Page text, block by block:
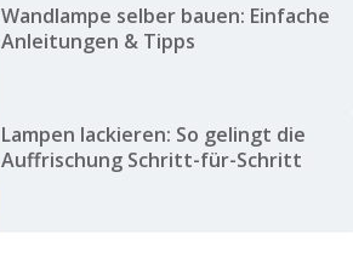
Wandlampe selber bauen: Einfache
Anleitungen & Tipps
Lampen lackieren: So gelingt die
Auffrischung Schritt-für-Schritt